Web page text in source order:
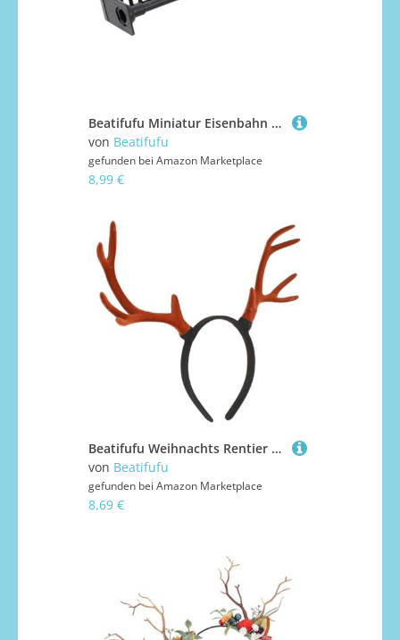
Beatifufu Miniatur Eisenbahn Modell Grün gelb rot Langlebiges Sandtisch Zubehör DIY Verkehrsampel für Puppenhaus Dekoration Realistisches Modellbahngelände Ornament
von Beatifufu
gefunden bei Amazon Marketplace
8,99 €
Beatifufu Weihnachts Rentier Geweih Haarreif aus Leichtem Material Langlebig mit Niedlichem Antler Design als Party Foto Requisite und Festliches Haaraccessoire für Winter und Xmas Feiern
von Beatifufu
gefunden bei Amazon Marketplace
8,69 €